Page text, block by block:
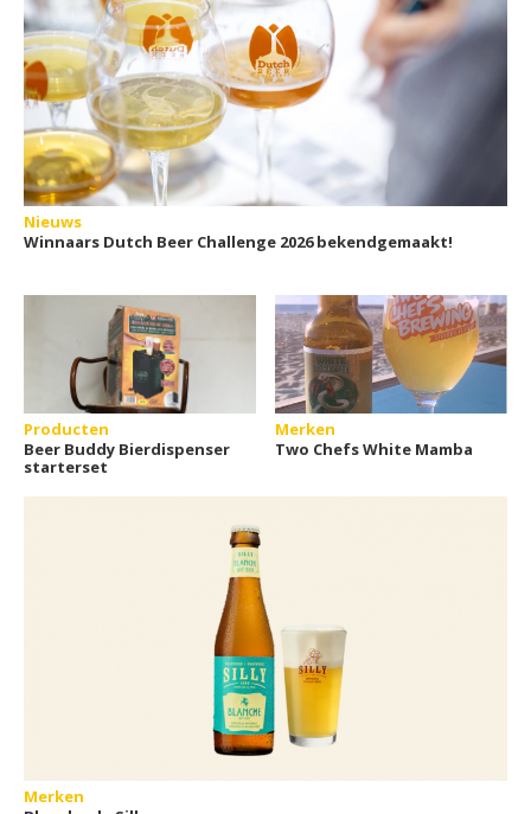
Nieuws
Winnaars Dutch Beer Challenge 2026 bekendgemaakt!
Producten
Beer Buddy Bierdispenser
starterset
Merken
Two Chefs White Mamba
Merken